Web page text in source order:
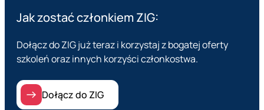
Jak zostać członkiem ZIG:
Dołącz do ZIG już teraz i korzystaj z bogatej oferty
szkoleń oraz innych korzyści członkostwa.
Dołącz do ZIG